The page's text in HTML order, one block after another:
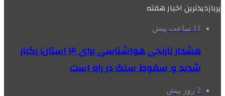
پربازدیدترین اخبار هفته
11 ساعت پیش
هشدار نارنجی هواشناسی برای ۴ استان؛ رگبار
شدید و سقوط سنگ در راه است
2 روز پیش